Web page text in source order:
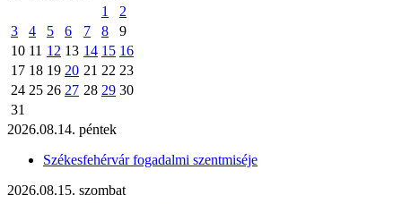
1
2
3
4 5 6 7 8
9
10 11 12 13 14 15 16
17 18 19 20 21 22 23
24 25 26 27 28 29 30
31
2026.08.14. péntek
Székesfehérvár fogadalmi szentmiséje
2026.08.15. szombat